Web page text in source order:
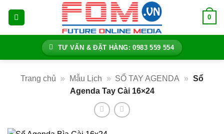
0
TƯ VẤN & ĐẶT HÀNG: 0983 559 554
Trang chủ » Mẫu Lịch » SỔ TAY AGENDA » Sổ
Agenda Tay Cài 16×24